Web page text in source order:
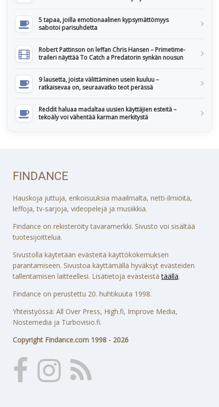
5 tapaa, joilla emotionaalinen kypsymättömyys
sabotoi parisuhdetta
Robert Pattinson on leffan Chris Hansen – Primetime-
traileri näyttää To Catch a Predatorin synkän nousun
9 lausetta, joista välittäminen usein kuuluu –
ratkaisevaa on, seuraavatko teot perässä
Reddit haluaa madaltaa uusien käyttäjien esteitä –
tekoäly voi vähentää karman merkitystä
FINDANCE
Hauskoja juttuja, erikoisuuksia maailmalta, netti-ilmiöitä,
leffoja, tv-sarjoja, videopelejä ja musiikkia.
Findance on rekisteröity tavaramerkki. Sivusto voi sisältää
tuotesijoittelua.
Sivustolla käytetään evästeitä käyttökokemuksen
parantamiseen. Sivustoa käyttämällä hyväksyt evästeiden
tallentamisen laitteellesi. Lisätietoja evästeistätäällä.
Findance on perustettu 20. huhtikuuta 1998.
Yhteistyössä: All Over Press, High.fi, Improve Media,
Nostemedia ja Turbovisio.fi.
Copyright Findance.com 1998 - 2026